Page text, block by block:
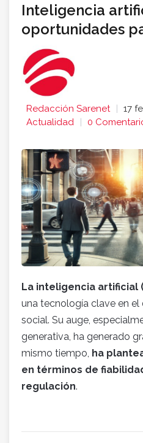
Inteligencia
oportunidades
Redacción Sarenet
17
Actualidad
0
La inteligencia artificial
una tecnología clave en
social. Su auge,
generativa, ha generado
mismo tiempo, ha
en términos de
regulación.